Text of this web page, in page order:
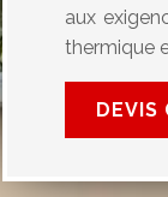
aux
thermique
DEVIS